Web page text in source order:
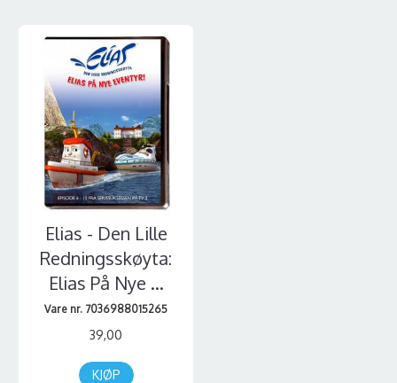
Elias - Den Lille
Redningsskøyta:
Elias På Nye ...
Vare nr. 7036988015265
39,00
KJØP